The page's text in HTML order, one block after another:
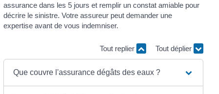
assurance dans les 5 jours et remplir un constat amiable pour
décrire le sinistre. Votre assureur peut demander une
expertise avant de vous indemniser.
Tout replier Tout déplier
Que couvre l'assurance dégâts des eaux ?